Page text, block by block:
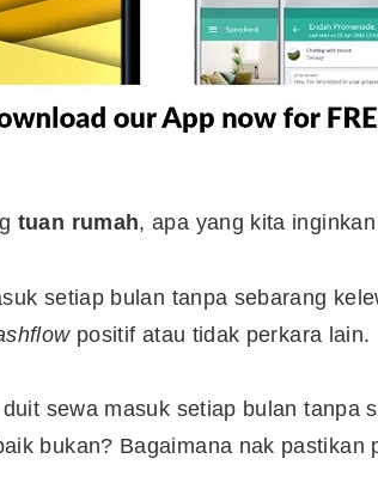
tuan rumah, apa yang kita
setiap bulan tanpa sebarang
positif atau tidak perkara lain.
sewa masuk setiap bulan tanpa
bukan? Bagaimana nak pastikan